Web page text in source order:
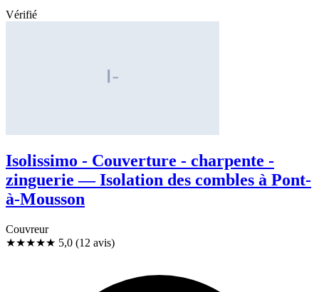
Vérifié
Isolissimo - Couverture - charpente -
zinguerie — Isolation des combles à Pont-
à-Mousson
Couvreur
★★★★★ 5,0 (12 avis)